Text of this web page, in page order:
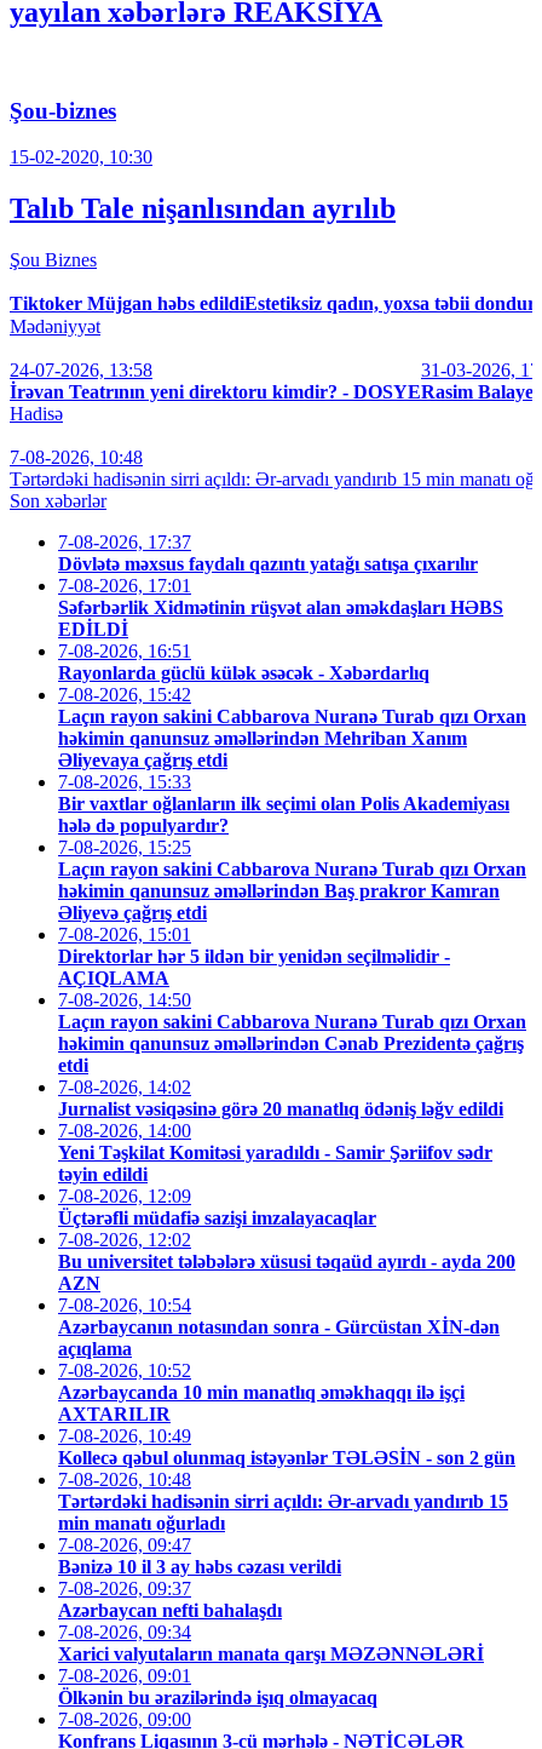
yayılan xəbərlərə REAKSİYA
Şou-biznes
15-02-2020, 10:30
Talıb Tale nişanlısından ayrılıb
Şou Biznes
Tiktoker Müjgan həbs edildiEstetiksiz qadın, yoxsa təbii
Mədəniyyət
24-07-2026, 13:58
İrəvan Teatrının yeni direktoru kimdir? - DOSYE
31-03-2026,
Rasim
Hadisə
7-08-2026, 10:48
Tərtərdəki hadisənin sirri açıldı: Ər-arvadı yandırıb 15 min manatı
Son xəbərlər
7-08-2026, 17:37
Dövlətə məxsus faydalı qazıntı yatağı satışa çıxarılır
7-08-2026, 17:01
Səfərbərlik Xidmətinin rüşvət alan əməkdaşları HƏBS
EDİLDİ
7-08-2026, 16:51
Rayonlarda güclü külək əsəcək - Xəbərdarlıq
7-08-2026, 15:42
Laçın rayon sakini Cabbarova Nuranə Turab qızı Orxan
həkimin qanunsuz əməllərindən Mehriban Xanım
Əliyevaya çağrış etdi
7-08-2026, 15:33
Bir vaxtlar oğlanların ilk seçimi olan Polis Akademiyası
hələ də populyardır?
7-08-2026, 15:25
Laçın rayon sakini Cabbarova Nuranə Turab qızı Orxan
həkimin qanunsuz əməllərindən Baş prakror Kamran
Əliyevə çağrış etdi
7-08-2026, 15:01
Direktorlar hər 5 ildən bir yenidən seçilməlidir -
AÇIQLAMA
7-08-2026, 14:50
Laçın rayon sakini Cabbarova Nuranə Turab qızı Orxan
həkimin qanunsuz əməllərindən Cənab Prezidentə çağrış
etdi
7-08-2026, 14:02
Jurnalist vəsiqəsinə görə 20 manatlıq ödəniş ləğv edildi
7-08-2026, 14:00
Yeni Təşkilat Komitəsi yaradıldı - Samir Şəriifov sədr
təyin edildi
7-08-2026, 12:09
Üçtərəfli müdafiə sazişi imzalayacaqlar
7-08-2026, 12:02
Bu universitet tələbələrə xüsusi təqaüd ayırdı - ayda 200
AZN
7-08-2026, 10:54
Azərbaycanın notasından sonra - Gürcüstan XİN-dən
açıqlama
7-08-2026, 10:52
Azərbaycanda 10 min manatlıq əməkhaqqı ilə işçi
AXTARILIR
7-08-2026, 10:49
Kollecə qəbul olunmaq istəyənlər TƏLƏSİN - son 2 gün
7-08-2026, 10:48
Tərtərdəki hadisənin sirri açıldı: Ər-arvadı yandırıb 15
min manatı oğurladı
7-08-2026, 09:47
Bənizə 10 il 3 ay həbs cəzası verildi
7-08-2026, 09:37
Azərbaycan nefti bahalaşdı
7-08-2026, 09:34
Xarici valyutaların manata qarşı MƏZƏNNƏLƏRİ
7-08-2026, 09:01
Ölkənin bu ərazilərində işıq olmayacaq
7-08-2026, 09:00
Konfrans Liqasının 3-cü mərhələ - NƏTİCƏLƏR